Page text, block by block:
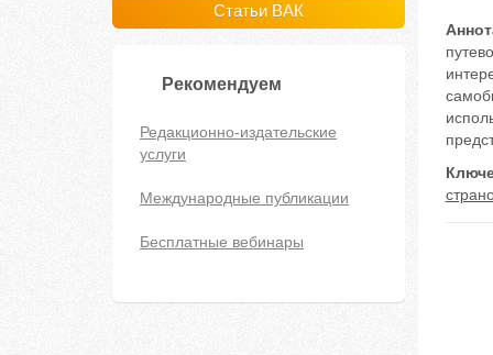
Статьи ВАК
Рекомендуем
Редакционно-издательские
услуги
Международные публикации
Бесплатные вебинары